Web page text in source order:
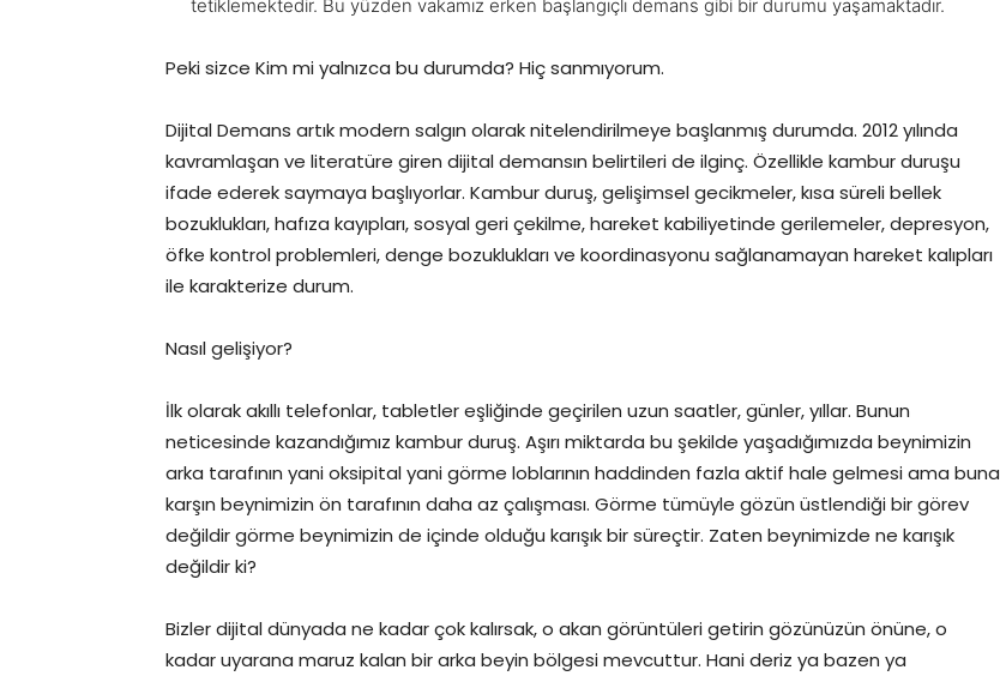
tetiklemektedir. Bu yüzden vakamız erken başlangıçlı demans gibi bir durumu yaşamaktadır.
Peki sizce Kim mi yalnızca bu durumda? Hiç sanmıyorum.
Dijital Demans artık modern salgın olarak nitelendirilmeye başlanmış durumda. 2012 yılında
kavramlaşan ve literatüre giren dijital demansın belirtileri de ilginç. Özellikle kambur duruşu
ifade ederek saymaya başlıyorlar. Kambur duruş, gelişimsel gecikmeler, kısa süreli bellek
bozuklukları, hafıza kayıpları, sosyal geri çekilme, hareket kabiliyetinde gerilemeler, depresyon,
öfke kontrol problemleri, denge bozuklukları ve koordinasyonu sağlanamayan hareket kalıpları
ile karakterize durum.
Nasıl gelişiyor?
İlk olarak akıllı telefonlar, tabletler eşliğinde geçirilen uzun saatler, günler, yıllar. Bunun
neticesinde kazandığımız kambur duruş. Aşırı miktarda bu şekilde yaşadığımızda beynimizin
arka tarafının yani oksipital yani görme loblarının haddinden fazla aktif hale gelmesi ama buna
karşın beynimizin ön tarafının daha az çalışması. Görme tümüyle gözün üstlendiği bir görev
değildir görme beynimizin de içinde olduğu karışık bir süreçtir. Zaten beynimizde ne karışık
değildir ki?
Bizler dijital dünyada ne kadar çok kalırsak, o akan görüntüleri getirin gözünüzün önüne, o
kadar uyarana maruz kalan bir arka beyin bölgesi mevcuttur. Hani deriz ya bazen ya